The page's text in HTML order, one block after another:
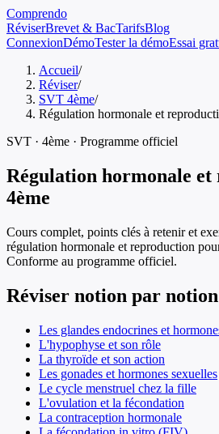
Comprendo
RéviserBrevet & BacTarifsBlog
ConnexionDémoTester la démoEssai
Accueil/
Réviser/
SVT 4ème/
Régulation hormonale et
SVT · 4ème · Programme officiel
Régulation hormonale
4ème
Cours complet, points clés à retenir et
régulation hormonale et reproduction
Conforme au programme officiel.
Réviser notion par notion
Les glandes endocrines et
L'hypophyse et son rôle
La thyroïde et son action
Les gonades et hormones sexuelles
Le cycle menstruel chez la fille
L'ovulation et la fécondation
La contraception hormonale